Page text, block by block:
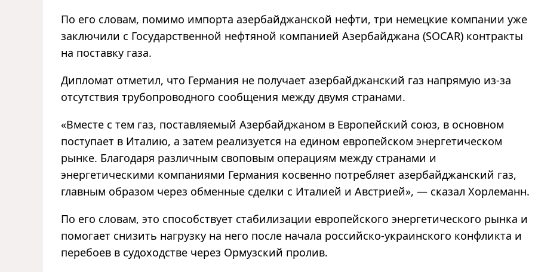
По его словам, помимо импорта азербайджанской нефти, три немецкие компании уже
заключили с Государственной нефтяной компанией Азербайджана (SOCAR) контракты
на поставку газа.
Дипломат отметил, что Германия не получает азербайджанский газ напрямую из-за
отсутствия трубопроводного сообщения между двумя странами.
«Вместе с тем газ, поставляемый Азербайджаном в Европейский союз, в основном
поступает в Италию, а затем реализуется на едином европейском энергетическом
рынке. Благодаря различным своповым операциям между странами и
энергетическими компаниями Германия косвенно потребляет азербайджанский газ,
главным образом через обменные сделки с Италией и Австрией», — сказал Хорлеманн.
По его словам, это способствует стабилизации европейского энергетического рынка и
помогает снизить нагрузку на него после начала российско-украинского конфликта и
перебоев в судоходстве через Ормузский пролив.